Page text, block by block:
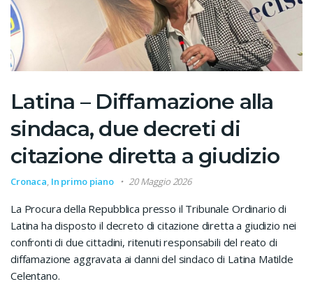
Latina – Diffamazione alla
sindaca, due decreti di
citazione diretta a giudizio
Cronaca, In primo piano 20 Maggio 2026
La Procura della Repubblica presso il Tribunale Ordinario di
Latina ha disposto il decreto di citazione diretta a giudizio nei
confronti di due cittadini, ritenuti responsabili del reato di
diffamazione aggravata ai danni del sindaco di Latina Matilde
Celentano.